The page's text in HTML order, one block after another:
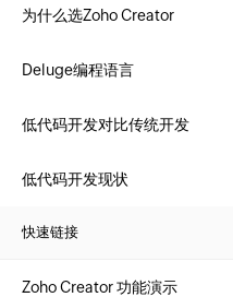
为什么选Zoho Creator
Deluge编程语言
低代码开发对比传统开发
低代码开发现状
快速链接
Zoho Creator 功能演示